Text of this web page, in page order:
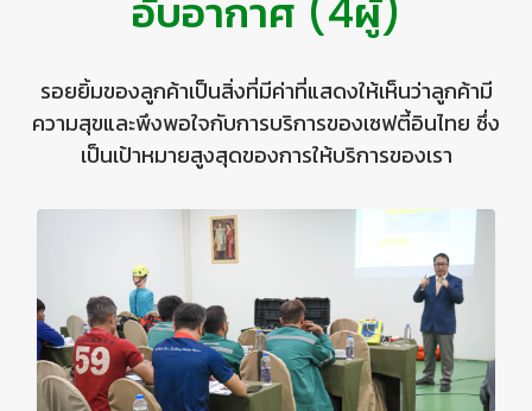
อับอากาศ (4ผู้)
รอยยิ้มของลูกค้าเป็นสิ่งที่มีค่าที่แสดงให้เห็นว่าลูกค้ามี
ความสุขและพึงพอใจกับการบริการของเซฟตี้อินไทย ซึ่ง
เป็นเป้าหมายสูงสุดของการให้บริการของเรา